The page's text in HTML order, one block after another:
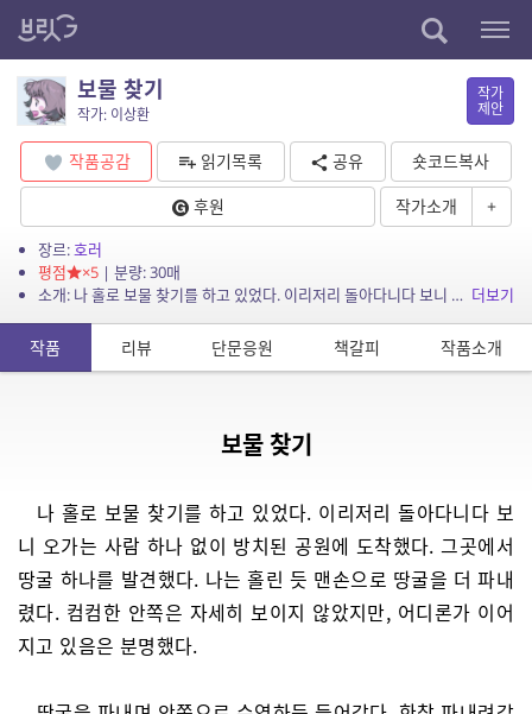
보물 찾기
작가: 이상환
작가
제안
작품공감 읽기목록 공유
숏코드복사
후원
작가소개 +
장르:호러
평점
×5| 분량: 30매
소개: 나 홀로 보물 찾기를 하고 있었다. 이리저리 돌아다니다 보니 오가는 사람 하나 없이 방치된 공원에 도착했다. 그곳에서 땅굴 하나를 발견했다. 나는 홀린 듯 맨손으로 땅굴을 더 파내... 더보기
작품 리뷰 단문응원 책갈피 작품소개
보물 찾기
나 홀로 보물 찾기를 하고 있었다. 이리저리 돌아다니다 보
니 오가는 사람 하나 없이 방치된 공원에 도착했다. 그곳에서
땅굴 하나를 발견했다. 나는 홀린 듯 맨손으로 땅굴을 더 파내
렸다. 컴컴한 안쪽은 자세히 보이지 않았지만, 어디론가 이어
지고 있음은 분명했다.